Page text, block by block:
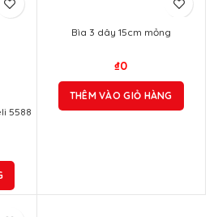
5588
Bìa 3 dây 15cm mỏng
₫0
THÊM VÀO GIỎ HÀNG